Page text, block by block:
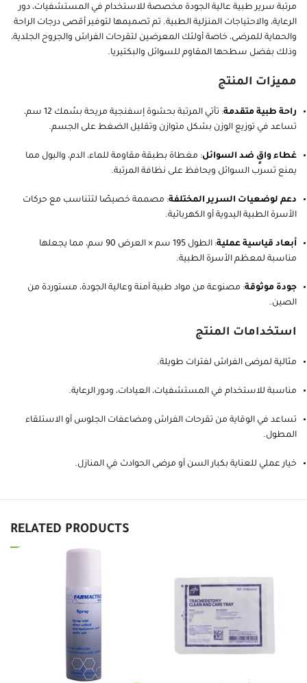
مرتبة سرير طبية عالية الجودة مخصصة للاستخدام في المستشفيات، دور
الرعاية، والاحتياجات المنزلية الطبية. تم تصميمها لتوفير أقصى درجات الراحة
والحماية للمرضى، خاصة أولئك المعرضين لتقرحات الفراش والجروح الجلدية،
وذلك بفضل سطحها المقاوم للسوائل والبكتيريا.
مميزات المنتج
راحة طبية متقدمة
: تأتي المرتبة بحشوة إسفنجية مريحة بسُمك 12 سم،
تساعد في توزيع الوزن بشكل متوازن وتقليل الضغط على الجسم.
غطاء واقٍ ضد السوائل: مغطاة بطبقة مقاومة للماء، الدم، والبول مما
يمنع تسرب السوائل ويحافظ على نظافة المرتبة.
دعم لوضعيات السرير المختلفة: مصممة خصيصًا لتتناسب مع حركات
الأسرة الطبية اليدوية أو الكهربائية.
أبعاد قياسية عملية
: الطول 195 سم × العرض 90 سم، مما يجعلها
مناسبة لمعظم الأسرة الطبية.
جودة موثوقة: مصنوعة من مواد طبية آمنة وعالية الجودة، مستوردة من
الصين.
استخدامات المنتج
مثالية لمرضى الفراش لفترات طويلة.
مناسبة للاستخدام في المستشفيات، العيادات، ودور الرعاية.
تساعد في الوقاية من تقرحات الفراش ومضاعفات الجلوس أو الاستلقاء
المطول.
خيار عملي للعناية بكبار السن أو مرضى الحوادث في المنازل.
RELATED PRODUCTS